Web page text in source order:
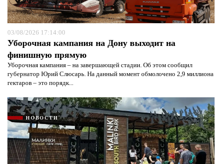
03/08/2026 17:14:00
Уборочная кампания на Дону выходит на
финишную прямую
Уборочная кампания – на завершающей стадии. Об этом сообщил
губернатор Юрий Слюсарь. На данный момент обмолочено 2,9 миллиона
гектаров – это порядк...
НОВОСТИ